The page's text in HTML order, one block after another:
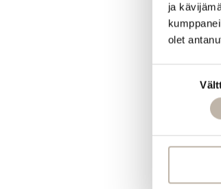
ja
olet